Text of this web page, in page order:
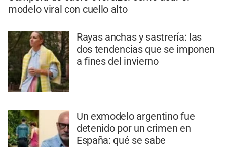
modelo viral con cuello alto
Rayas anchas y sastrería: las
dos tendencias que se imponen
a fines del invierno
Un exmodelo argentino fue
detenido por un crimen en
España: qué se sabe